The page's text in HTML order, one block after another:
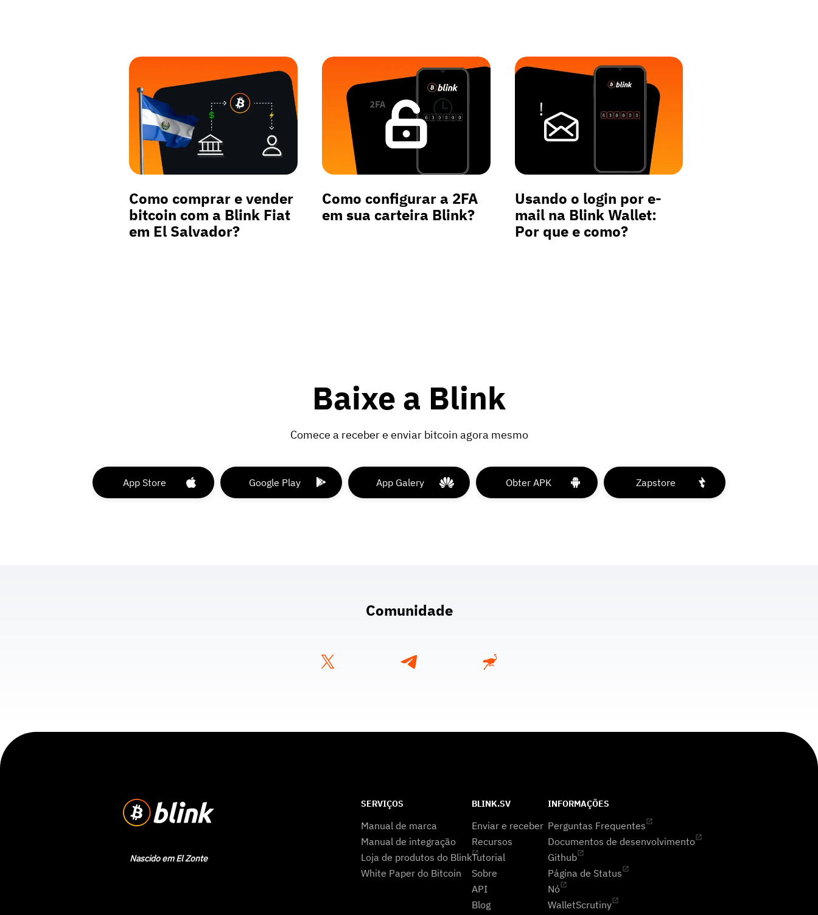
Como comprar e vender
bitcoin com a Blink Fiat
em El Salvador?
Como configurar a 2FA
em sua carteira Blink?
Usando o login por e-
mail na Blink Wallet:
Por que e como?
Baixe a Blink
Comece a receber e enviar bitcoin agora mesmo
App Store Google Play App Galery Obter APK Zapstore
Comunidade
Nascido em El Zonte
SERVIÇOS
Manual de marca
Manual de integração
Loja de produtos do Blink
White Paper do Bitcoin
BLINK.SV
Enviar e receber
Recursos
Tutorial
Sobre
API
Blog
INFORMAÇÕES
Perguntas Frequentes
Documentos de desenvolvimento
Github
Página de Status
Nó
WalletScrutiny